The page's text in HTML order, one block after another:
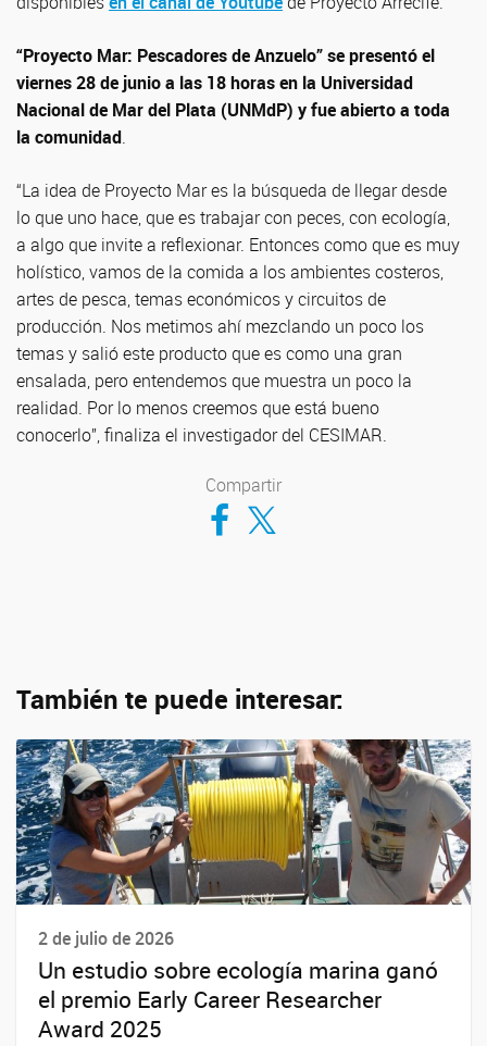
“Proyecto Mar: Pescadores de Anzuelo” se presentó el
viernes 28 de junio a las 18 horas en la Universidad
Nacional de Mar del Plata (UNMdP) y fue abierto a toda
la comunidad.
“La idea de Proyecto Mar es la búsqueda de llegar desde
lo que uno hace, que es trabajar con peces, con ecología,
a algo que invite a reflexionar. Entonces como que es muy
holístico, vamos de la comida a los ambientes costeros,
artes de pesca, temas económicos y circuitos de
producción. Nos metimos ahí mezclando un poco los
temas y salió este producto que es como una gran
ensalada, pero entendemos que muestra un poco la
realidad. Por lo menos creemos que está bueno
conocerlo”, finaliza el investigador del CESIMAR.
Compartir
Compartir en Facebook
Compartir en Twitter
También te puede interesar:
2 de julio de 2026
Un estudio sobre ecología marina ganó
el premio Early Career Researcher
Award 2025